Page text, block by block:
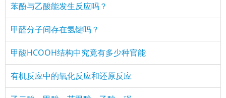
苯酚与乙酸能发生反应吗？
甲醛分子间存在氢键吗？
甲酸HCOOH结构中究竟有多少种官能
有机反应中的氧化反应和还原反应